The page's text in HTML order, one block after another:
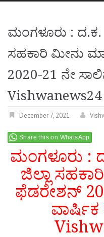
ಮಂಗಳೂರು : ದ.ಕ.
ಸಹಕಾರಿ ಮೀನು
2020-21 ನೇ
Vishwanews24
December 7, 2021
Share this on WhatsApp
ಮಂಗಳೂರು :
ಜಿಲ್ಲಾ
ಫೆಡರೇಶನ್‍